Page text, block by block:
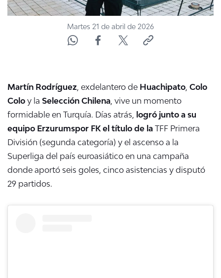
Martes 21 de abril de 2026
Martín Rodríguez, exdelantero de Huachipato, Colo
Colo y la Selección Chilena, vive un momento
formidable en Turquía. Días atrás, logró junto a su
equipo Erzurumspor FK el título de la TFF Primera
División (segunda categoría) y el ascenso a la
Superliga del país euroasiático en una campaña
donde aportó seis goles, cinco asistencias y disputó
29 partidos.